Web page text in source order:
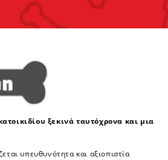
ξεκινά ταυτόχρονα και μια
υπευθυνότητα και αξιοπιστία